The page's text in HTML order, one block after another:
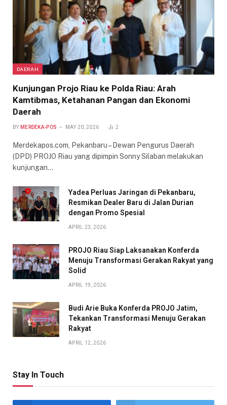
DAERAH
Kunjungan Projo Riau ke Polda Riau: Arah
Kamtibmas, Ketahanan Pangan dan Ekonomi
Daerah
BY MERDEKA-POS MAY 20, 2026 2
Merdekapos.com, Pekanbaru – Dewan Pengurus Daerah
(DPD) PROJO Riau yang dipimpin Sonny Silaban melakukan
kunjungan…
Yadea Perluas Jaringan di Pekanbaru,
Resmikan Dealer Baru di Jalan Durian
dengan Promo Spesial
APRIL 23, 2026
PROJO Riau Siap Laksanakan Konferda
Menuju Transformasi Gerakan Rakyat yang
Solid
APRIL 19, 2026
Budi Arie Buka Konferda PROJO Jatim,
Tekankan Transformasi Menuju Gerakan
Rakyat
APRIL 12, 2026
Stay In Touch